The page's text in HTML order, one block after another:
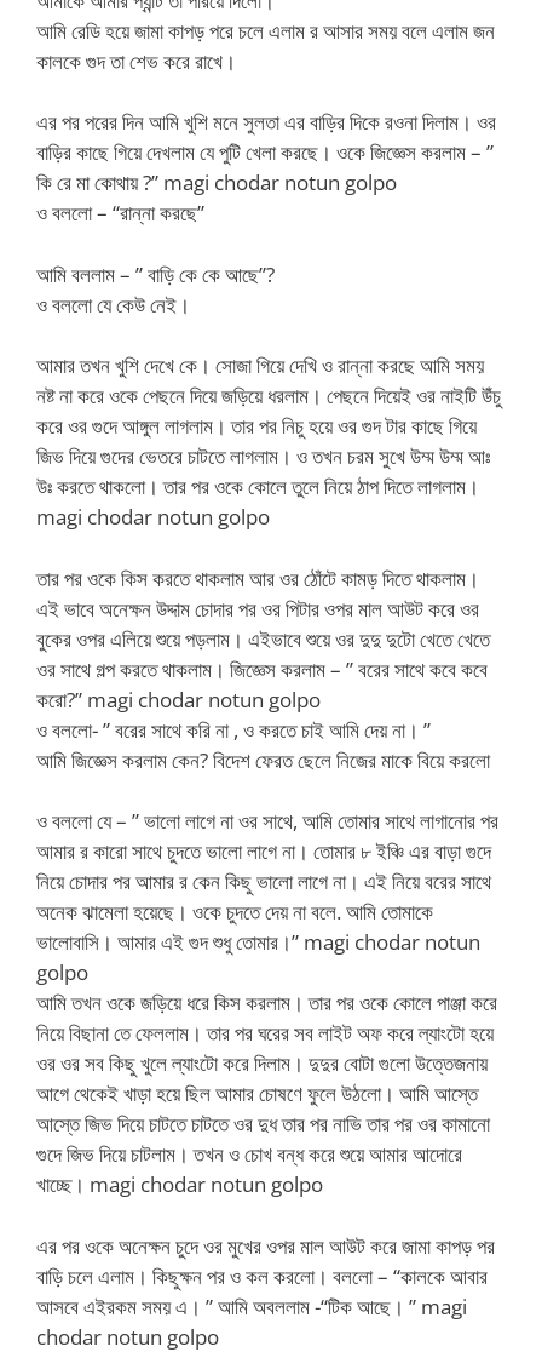
আমি রেডি হয়ে জামা কাপড় পরে চলে এলাম র আসার সময় বলে এলাম জন
কালকে গুদ তা শেভ করে রাখে।
এর পর পরের দিন আমি খুশি মনে সুলতা এর বাড়ির দিকে রওনা দিলাম। ওর
বাড়ির কাছে গিয়ে দেখলাম যে পুটি খেলা করছে। ওকে জিজ্ঞেস করলাম – ”
কি রে মা কোথায় ?” magi chodar notun golpo
ও বললো – “রান্না করছে”
আমি বললাম – ” বাড়ি কে কে আছে”?
ও বললো যে কেউ নেই।
আমার তখন খুশি দেখে কে। সোজা গিয়ে দেখি ও রান্না করছে আমি সময়
নষ্ট না করে ওকে পেছনে দিয়ে জড়িয়ে ধরলাম। পেছনে দিয়েই ওর নাইটি উঁচু
করে ওর গুদে আঙ্গুল লাগলাম। তার পর নিচু হয়ে ওর গুদ টার কাছে গিয়ে
জিভ দিয়ে গুদের ভেতরে চাটতে লাগলাম। ও তখন চরম সুখে উম্ম উম্ম আঃ
উঃ করতে থাকলো। তার পর ওকে কোলে তুলে নিয়ে ঠাপ দিতে লাগলাম।
magi chodar notun golpo
তার পর ওকে কিস করতে থাকলাম আর ওর ঠোঁটে কামড় দিতে থাকলাম।
এই ভাবে অনেক্ষন উদ্দাম চোদার পর ওর পিটার ওপর মাল আউট করে ওর
বুকের ওপর এলিয়ে শুয়ে পড়লাম। এইভাবে শুয়ে ওর দুদু দুটো খেতে খেতে
ওর সাথে গল্প করতে থাকলাম। জিজ্ঞেস করলাম – ” বরের সাথে কবে কবে
করো?” magi chodar notun golpo
ও বললো- ” বরের সাথে করি না , ও করতে চাই আমি দেয় না। ”
আমি জিজ্ঞেস করলাম কেন? বিদেশ ফেরত ছেলে নিজের মাকে বিয়ে করলো
ও বললো যে – ” ভালো লাগে না ওর সাথে, আমি তোমার সাথে লাগানোর পর
আমার র কারো সাথে চুদতে ভালো লাগে না। তোমার ৮ ইঞ্চি এর বাড়া গুদে
নিয়ে চোদার পর আমার র কেন কিছু ভালো লাগে না। এই নিয়ে বরের সাথে
অনেক ঝামেলা হয়েছে। ওকে চুদতে দেয় না বলে. আমি তোমাকে
ভালোবাসি। আমার এই গুদ শুধু তোমার।” magi chodar notun
golpo
আমি তখন ওকে জড়িয়ে ধরে কিস করলাম। তার পর ওকে কোলে পাঞ্জা করে
নিয়ে বিছানা তে ফেললাম। তার পর ঘরের সব লাইট অফ করে ল্যাংটো হয়ে
ওর ওর সব কিছু খুলে ল্যাংটো করে দিলাম। দুদুর বোটা গুলো উত্তেজনায়
আগে থেকেই খাড়া হয়ে ছিল আমার চোষণে ফুলে উঠলো। আমি আস্তে
আস্তে জিভ দিয়ে চাটতে চাটতে ওর দুধ তার পর নাভি তার পর ওর কামানো
গুদে জিভ দিয়ে চাটলাম। তখন ও চোখ বন্ধ করে শুয়ে আমার আদোরে
খাচ্ছে। magi chodar notun golpo
এর পর ওকে অনেক্ষন চুদে ওর মুখের ওপর মাল আউট করে জামা কাপড় পর
বাড়ি চলে এলাম। কিছুক্ষন পর ও কল করলো। বললো – “কালকে আবার
আসবে এইরকম সময় এ। ” আমি অবললাম -“টিক আছে। ” magi
chodar notun golpo